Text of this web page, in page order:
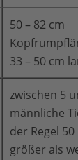
50 – 82 cm
33 – 50 cm
zwischen 5
männliche
der Regel
größer als